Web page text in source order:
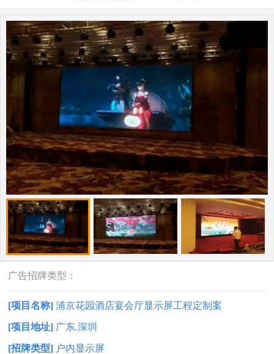
广告招牌类型：
[项目名称] 浦京花园酒店宴会厅显示屏工程定制案
[项目地址] 广东.深圳
[招牌类型] 户内显示屏